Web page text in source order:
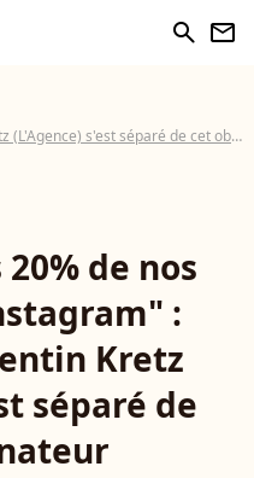
search newsletter
séparé de cet objet du quotidien que 87% des Français utilisent encore
de nos
:
Kretz
séparé de